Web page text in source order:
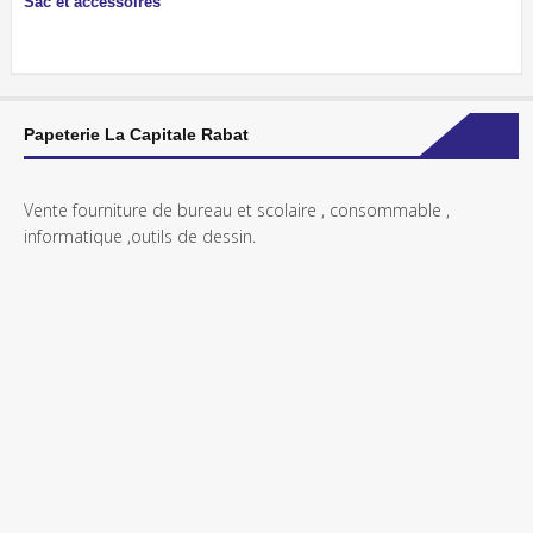
Papeterie La Capitale Rabat
Vente fourniture de bureau et scolaire , consommable ,
informatique ,outils de dessin.